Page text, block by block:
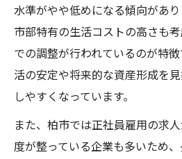
水準がやや低めになる傾向があ
市部特有の生活コストの高さも
での調整が行われているのが特
活の安定や将来的な資産形成を
しやすくなっています。
また、柏市では正社員雇用の求
度が整っている企業も多いため